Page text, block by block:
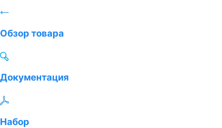
Обзор товара
Документация
Набор